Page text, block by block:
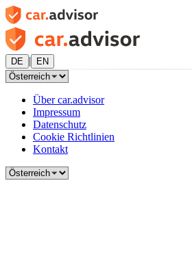
DE | EN
Über car.advisor
Impressum
Datenschutz
Cookie Richtlinien
Kontakt